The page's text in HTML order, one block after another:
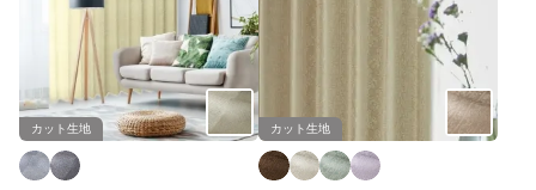
カット生地 カット生地